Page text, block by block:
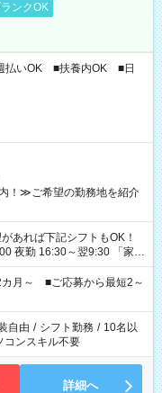
ンクOK
払いOK ■扶養内OK ■日
！≫ご希望の勤務地を紹介
16:30～翌9:30 「家族
て夕飯の準備がしたい」
、ご希望を教えてください
計で週40時間を超える場
カ月～ ■ご応募から最短2～
自由 / シフト勤務 / 10名以
コンスキル不要
詳細へ